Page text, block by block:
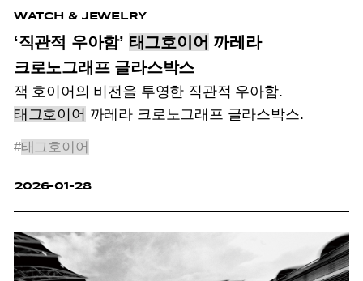
WATCH & JEWELRY
‘직관적 우아함’ 태그호이어 까레라
크로노그래프 글라스박스
잭 호이어의 비전을 투영한 직관적 우아함.
태그호이어 까레라 크로노그래프 글라스박스.
#태그호이어
2026-01-28